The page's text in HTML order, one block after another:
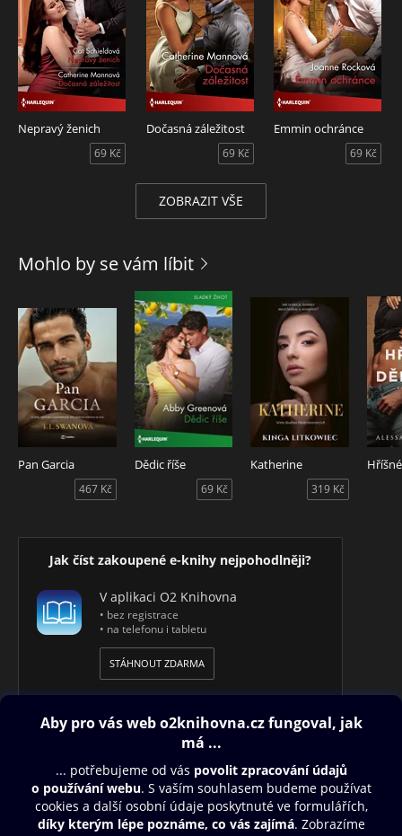
Nepravý ženich
69 Kč
Dočasná záležitost
69 Kč
Emmin ochránce
69 Kč
ZOBRAZIT VŠE
Mohlo by se vám líbit
Pan Garcia
467 Kč
Dědic říše
69 Kč
Katherine
319 Kč
Jak číst zakoupené e-knihy nejpohodlněji?
V aplikaci O2 Knihovna
• bez registrace
• na telefonu i tabletu
STÁHNOUT ZDARMA
Obsah ke stažení
Moje O2 Knihovna